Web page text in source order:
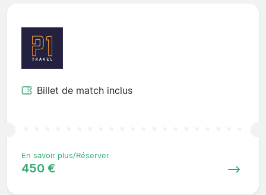
Billet de match inclus
En savoir plus/Réserver
450 €